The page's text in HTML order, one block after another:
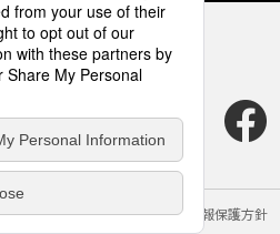
クッキーポリシー 個人情報保護方針